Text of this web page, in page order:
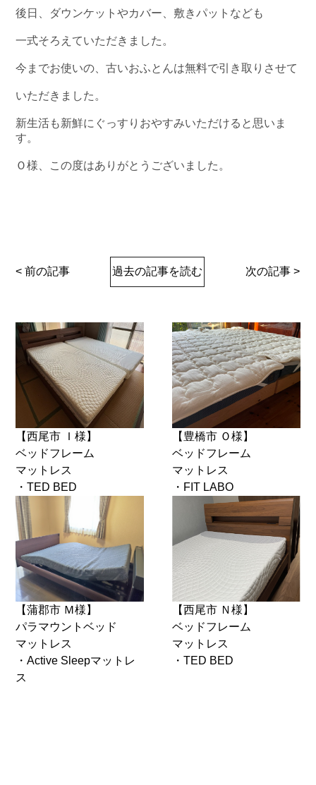
後日、ダウンケットやカバー、敷きパットなども
一式そろえていただきました。
今までお使いの、古いおふとんは無料で引き取りさせて
いただきました。
新生活も新鮮にぐっすりおやすみいただけると思いま
す。
Ｏ様、この度はありがとうございました。
< 前の記事 過去の記事を読む 次の記事 >
【西尾市 Ｉ様】
ベッドフレーム
マットレス
・TED BED
【豊橋市 Ｏ様】
ベッドフレーム
マットレス
・FIT LABO
【蒲郡市 Ｍ様】
パラマウントベッド
マットレス
・Active Sleepマットレ
ス
【西尾市 Ｎ様】
ベッドフレーム
マットレス
・TED BED